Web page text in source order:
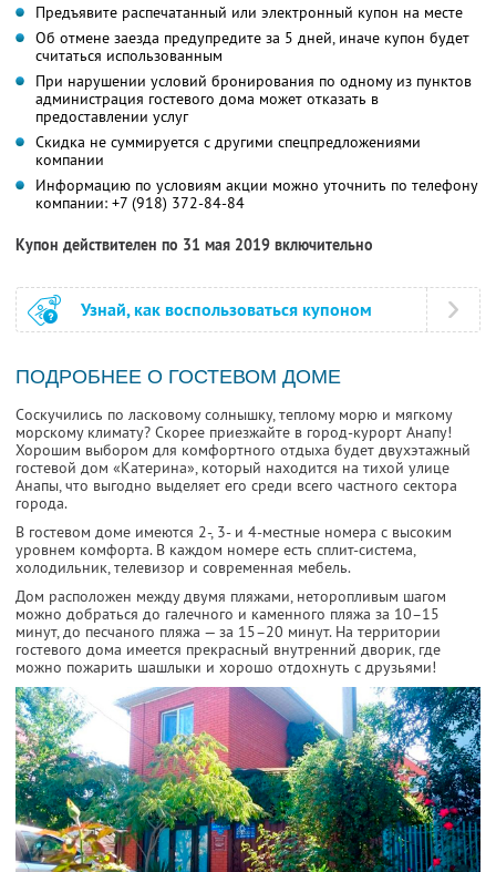
Предъявите распечатанный или электронный купон на месте
Об отмене заезда предупредите за 5 дней, иначе купон будет
считаться использованным
При нарушении условий бронирования по одному из пунктов
администрация гостевого дома может отказать в
предоставлении услуг
Скидка не суммируется с другими спецпредложениями
компании
Информацию по условиям акции можно уточнить по телефону
компании: +7 (918) 372-84-84
Купон действителен по 31 мая 2019 включительно
Узнай, как воспользоваться купоном
ПОДРОБНЕЕ О ГОСТЕВОМ ДОМЕ
Соскучились по ласковому солнышку, теплому морю и мягкому
морскому климату? Скорее приезжайте в город-курорт Анапу!
Хорошим выбором для комфортного отдыха будет двухэтажный
гостевой дом «Катерина», который находится на тихой улице
Анапы, что выгодно выделяет его среди всего частного сектора
города.
В гостевом доме имеются 2-, 3- и 4-местные номера с высоким
уровнем комфорта. В каждом номере есть сплит-система,
холодильник, телевизор и современная мебель.
Дом расположен между двумя пляжами, неторопливым шагом
можно добраться до галечного и каменного пляжа за 10–15
минут, до песчаного пляжа — за 15–20 минут. На территории
гостевого дома имеется прекрасный внутренний дворик, где
можно пожарить шашлыки и хорошо отдохнуть с друзьями!